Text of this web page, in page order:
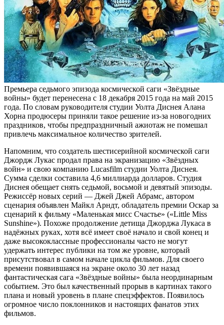
Премьера седьмого эпизода космической саги «Звёздные
войны» будет перенесена с 18 декабря 2015 года на май 2015
года. По словам руководителя студии Уолта Диснея Алана
Хорна продюсеры приняли такое решение из-за новогодних
праздников, чтобы предпраздничный ажиотаж не помешал
привлечь максимальное количество зрителей.
Напомним, что создатель шестисерийной космической саги
Джордж Лукас продал права на экранизацию «Звёздных
войн» и свою компанию Lucasfilm студии Уолта Диснея.
Сумма сделки составила 4,6 миллиарда долларов. Студия
Диснея обещает снять седьмой, восьмой и девятый эпизоды.
Режиссёр новых серий — Джей Джей Абрамс, автором
сценария объявлен Майкл Арндт, обладатель премии Оскар за
сценарий к фильму «Маленькая мисс Счастье» («Little Miss
Sunshine»). Похоже продолжение детища Джорджа Лукаса в
надёжных руках, хотя всё имеет своё начало и свой конец и
даже высококлассные профессионалы часто не могут
удержать интерес публики на том же уровне, который
присутствовал в самом начале цикла фильмов. Для своего
времени появившаяся на экране около 30 лет назад
фантастическая сага «Звёздные войны» была неординарным
событием. Это был качественный прорыв в картинах такого
плана и новый уровень в плане спецэффектов. Появилось
огромное число поклонников и настоящих фанатов этих
фильмов.